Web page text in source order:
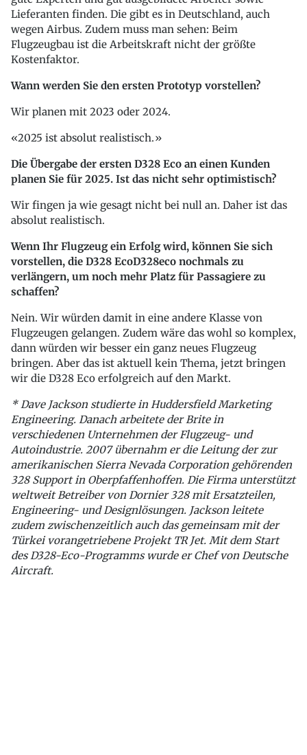
Lieferanten finden. Die gibt es in Deutschland, auch
wegen Airbus. Zudem muss man sehen: Beim
Flugzeugbau ist die Arbeitskraft nicht der größte
Kostenfaktor.
Wann werden Sie den ersten Prototyp vorstellen?
Wir planen mit 2023 oder 2024.
2025 ist absolut realistisch.
Die Übergabe der ersten D328 Eco an einen Kunden
planen Sie für 2025. Ist das nicht sehr optimistisch?
Wir fingen ja wie gesagt nicht bei null an. Daher ist das
absolut realistisch.
Wenn Ihr Flugzeug ein Erfolg wird, können Sie sich
vorstellen, die D328 EcoD328eco nochmals zu
verlängern, um noch mehr Platz für Passagiere zu
schaffen?
Nein. Wir würden damit in eine andere Klasse von
Flugzeugen gelangen. Zudem wäre das wohl so komplex,
dann würden wir besser ein ganz neues Flugzeug
bringen. Aber das ist aktuell kein Thema, jetzt bringen
wir die D328 Eco erfolgreich auf den Markt.
* Dave Jackson studierte in Huddersfield Marketing
Engineering. Danach arbeitete der Brite in
verschiedenen Unternehmen der Flugzeug- und
Autoindustrie. 2007 übernahm er die Leitung der zur
amerikanischen Sierra Nevada Corporation gehörenden
328 Support in Oberpfaffenhoffen. Die Firma unterstützt
weltweit Betreiber von Dornier 328 mit Ersatzteilen,
Engineering- und Designlösungen. Jackson leitete
zudem zwischenzeitlich auch das gemeinsam mit der
Türkei vorangetriebene Projekt TR Jet. Mit dem Start
des D328-Eco-Programms wurde er Chef von Deutsche
Aircraft.